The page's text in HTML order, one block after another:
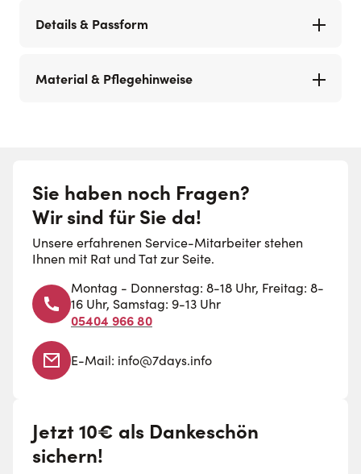
Details & Passform
Material & Pflegehinweise
Sie haben noch Fragen?
Wir sind für Sie da!
Unsere erfahrenen Service-Mitarbeiter stehen
Ihnen mit Rat und Tat zur Seite.
Montag - Donnerstag: 8-18 Uhr, Freitag: 8-
16 Uhr, Samstag: 9-13 Uhr
05404 966 80
E-Mail: info@7days.info
Jetzt 10€ als Dankeschön
sichern!